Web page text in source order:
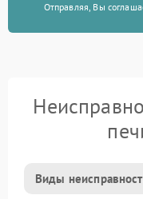
Отправляя, Вы
Виды